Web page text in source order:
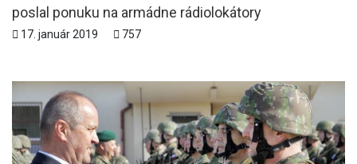
poslal ponuku na armádne rádiolokátory
17. január 2019 757